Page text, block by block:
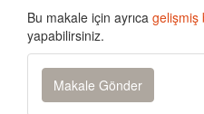
Bu makale için ayrıca gelişmiş
yapabilirsiniz.
Makale
Gönder
Makale Gönder